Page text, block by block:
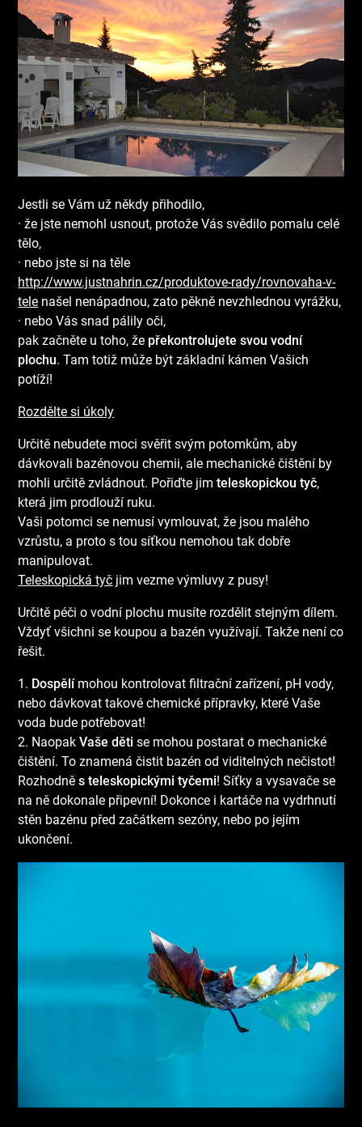
Jestli se Vám už někdy přihodilo,
· že jste nemohl usnout, protože Vás svědilo pomalu celé
tělo,
· nebo jste si na těle
http://www.justnahrin.cz/produktove-rady/rovnovaha-v-
tele našel nenápadnou, zato pěkně nevzhlednou vyrážku,
· nebo Vás snad pálily oči,
pak začněte u toho, že překontrolujete svou vodní
plochu. Tam totiž může být základní kámen Vašich
potíží!
Rozdělte si úkoly
Určitě nebudete moci svěřit svým potomkům, aby
dávkovali bazénovou chemii, ale mechanické čištění by
mohli určitě zvládnout. Pořiďte jimteleskopickou tyč,
která jim prodlouží ruku.
Vaši potomci se nemusí vymlouvat, že jsou malého
vzrůstu, a proto s tou síťkou nemohou tak dobře
manipulovat.
Teleskopická tyč jim vezme výmluvy z pusy!
Určitě péči o vodní plochu musíte rozdělit stejným dílem.
Vždyť všichni se koupou a bazén využívají. Takže není co
řešit.
1. Dospělímohou kontrolovat filtrační zařízení, pH vody,
nebo dávkovat takové chemické přípravky, které Vaše
voda bude potřebovat!
2. NaopakVaše děti se mohou postarat o mechanické
čištění. To znamená čistit bazén od viditelných nečistot!
Rozhodněs teleskopickými tyčemi! Síťky a vysavače se
na ně dokonale připevní! Dokonce i kartáče na vydrhnutí
stěn bazénu před začátkem sezóny, nebo po jejím
ukončení.